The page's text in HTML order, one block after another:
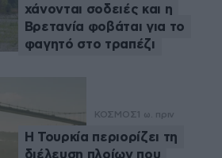
χάνονται σοδειές και η
Βρετανία φοβάται για το
φαγητό στο τραπέζι
ΚΟΣΜΟΣ 1 ω. πριν
Η Τουρκία περιορίζει τη
διέλευση πλοίων που